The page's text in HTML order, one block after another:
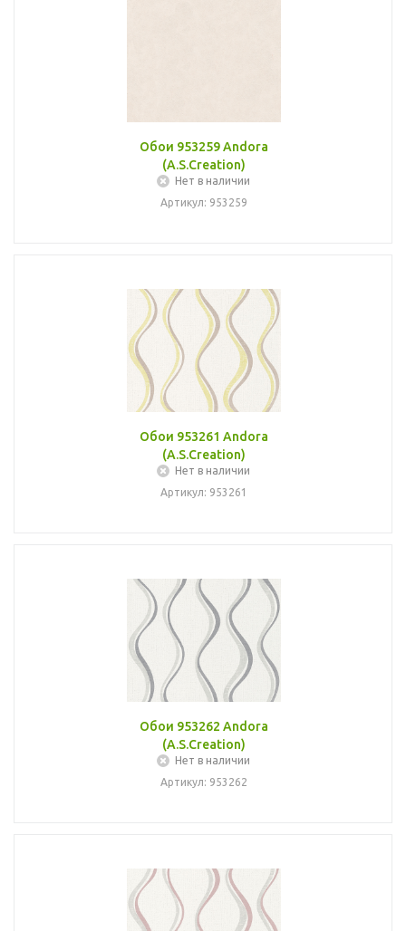
Обои 953259 Andora
(A.S.Creation)
Нет в наличии
Артикул: 953259
Обои 953261 Andora
(A.S.Creation)
Нет в наличии
Артикул: 953261
Обои 953262 Andora
(A.S.Creation)
Нет в наличии
Артикул: 953262